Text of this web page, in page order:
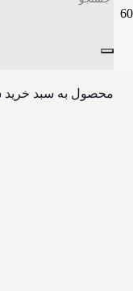
محصول به سبد